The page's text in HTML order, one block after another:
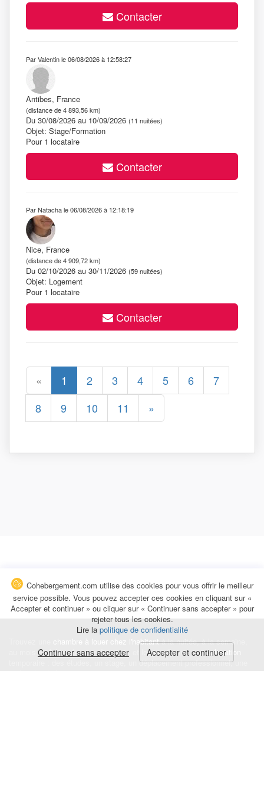
Contacter
Par Valentin le 06/08/2026 à 12:58:27
Antibes, France
(distance de 4 893,56 km)
Du 30/08/2026 au 10/09/2026 (11 nuitées)
Objet: Stage/Formation
Pour 1 locataire
Contacter
Par Natacha le 06/08/2026 à 12:18:19
Nice, France
(distance de 4 909,72 km)
Du 02/10/2026 au 30/11/2026 (59 nuitées)
Objet: Logement
Pour 1 locataire
Contacter
« 1 2 3 4 5 6
7
8
9 10 11 »
chambre à louer chez l'habitantà la nuitée, à la semaine,
au mois ou à l'année pour de courts et longs séjours, unecolocation
temporaire : des études, un stage, un déplacement professionnel, une
Cohebergement.com utilise des cookies pour vous offrir le meilleur
service possible. Vous pouvez accepter ces cookies en cliquant sur «
Accepter et continuer » ou cliquer sur « Continuer sans accepter » pour
rejeter tous les cookies.
Lire la politique de confidentialité
Continuer sans accepter Accepter et continuer